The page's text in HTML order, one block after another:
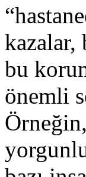
kazalar,
bu
önemli